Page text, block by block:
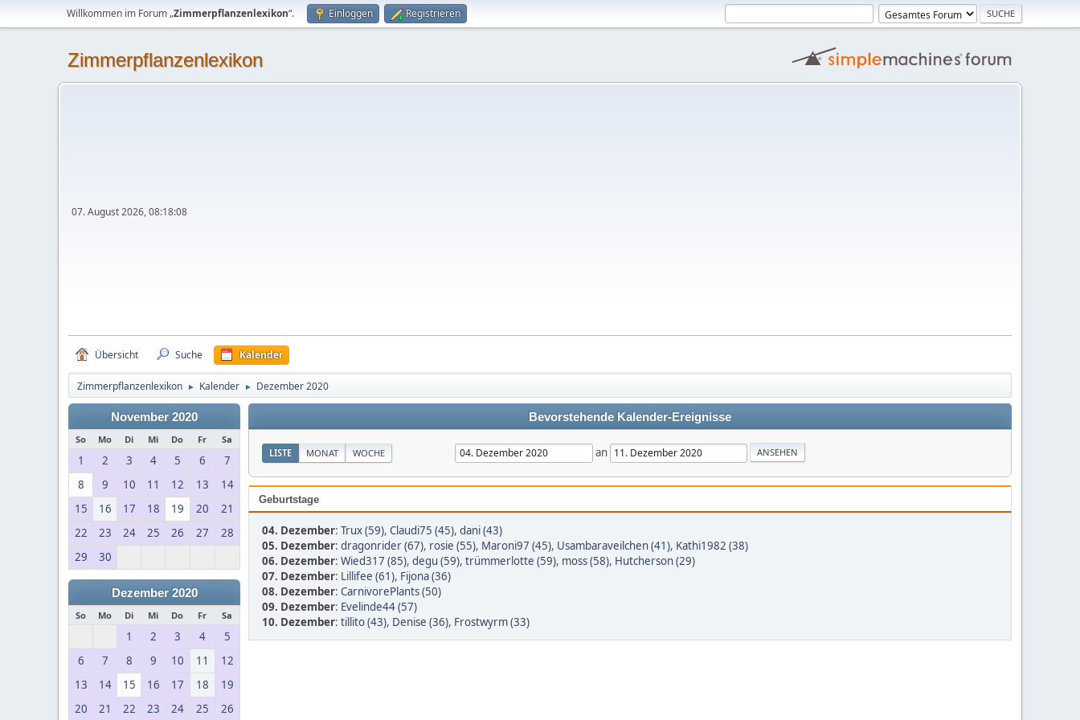
Willkommen im Forum „Zimmerpflanzenlexikon“. Einloggen Registrieren
Zimmerpflanzenlexikon
07. August 2026, 08:18:08
Übersicht Suche Kalender
Zimmerpflanzenlexikon ► Kalender ► Dezember 2020
November 2020
So Mo Di Mi Do Fr Sa
1 2 3 4 5 6
7
8
9 10 11 12 13
14
15
16 17 18 19 20
21
22
23 24 25 26 27
28
29
30
Dezember 2020
So Mo Di Mi Do Fr Sa
1 2 3 4
5
6
7 8 9 10 11
12
13
14 15 16 17 18
19
20
21 22 23 24 25 26
Bevorstehende Kalender-Ereignisse
LISTE MONAT WOCHE an
Geburtstage
04. Dezember: Trux (59), Claudi75 (45), dani (43)
05. Dezember: dragonrider (67), rosie (55), Maroni97 (45), Usambaraveilchen (41), Kathi1982 (38)
06. Dezember: Wied317 (85), degu (59), trümmerlotte (59), moss (58), Hutcherson (29)
07. Dezember: Lillifee (61), Fijona (36)
08. Dezember: CarnivorePlants (50)
09. Dezember: Evelinde44 (57)
10. Dezember: tillito (43), Denise (36), Frostwyrm (33)